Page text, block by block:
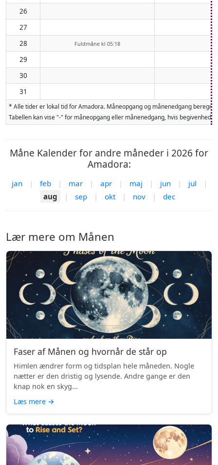
26
27
28
Fuldmåne kl 05:18
29
30
31
* Alle tider er lokal tid for Amadora. Måneopgang og månenedgang
Tabellen kan vise "-" for måneopgang eller månenedgang, hvis
Måne Kalender for andre måneder i 2026 for
Amadora:
jan | feb | mar | apr | maj | jun | jul
|
aug
| sep | okt | nov | dec
Lær mere om Månen
Faser af Månen og hvornår de står op
Himlen ændrer form og tidsplan hele måneden. Nogle
nætter er den dristig og lysende. Andre gange er den
knap nok en skyg...
Læs mere →